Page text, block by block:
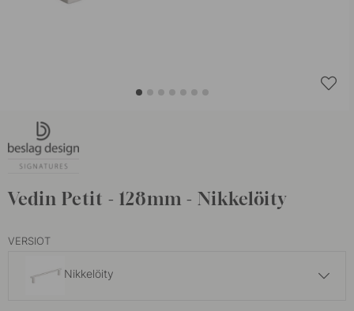
Vedin Petit - 128mm - Nikkelöity
VERSIOT
Nikkelöity